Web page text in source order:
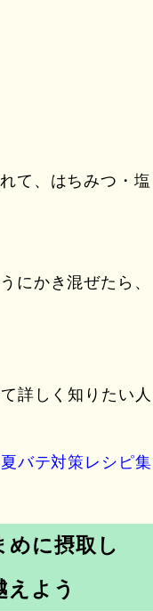
て、はちみつ・塩
にかき混ぜたら、
詳しく知りたい人
バテ対策レシピ集
めに摂取し
よう